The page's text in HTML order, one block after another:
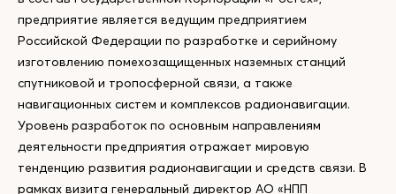
предприятие является ведущим предприятием
Российской Федерации по разработке и серийному
изготовлению помехозащищенных наземных станций
спутниковой и тропосферной связи, а также
навигационных систем и комплексов радионавигации.
Уровень разработок по основным направлениям
деятельности предприятия отражает мировую
тенденцию развития радионавигации и средств связи. В
рамках визита генеральный директор АО «НПП